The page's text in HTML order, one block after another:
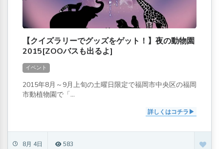
【クイズラリーでグッズをゲット！】夜の動物園
2015[ZOOバスも出るよ]
イベント
2015年8月～9月上旬の土曜日限定で福岡市中央区の福岡
市動植物園で「...
詳しくはコチラ
8月 4日 583